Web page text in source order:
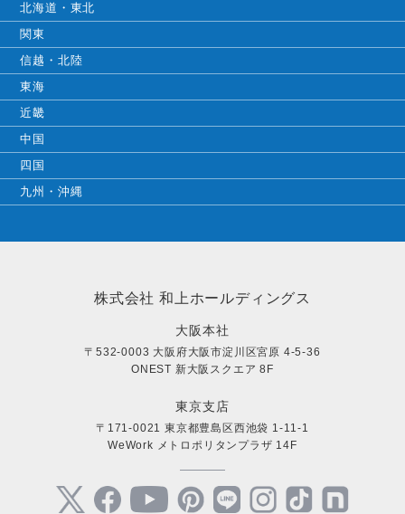
北海道・東北
関東
信越・北陸
東海
近畿
中国
四国
九州・沖縄
株式会社 和上ホールディングス
大阪本社
〒532-0003 大阪府大阪市淀川区宮原 4-5-36
ONEST 新大阪スクエア 8F
東京支店
〒171-0021 東京都豊島区西池袋 1-11-1
WeWork メトロポリタンプラザ 14F